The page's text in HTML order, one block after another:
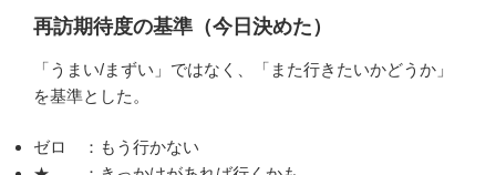
再訪期待度の基準（今日決めた）
「うまい/まずい」ではなく、「また行きたいかどうか」
を基準とした。
ゼロ ：もう行かない